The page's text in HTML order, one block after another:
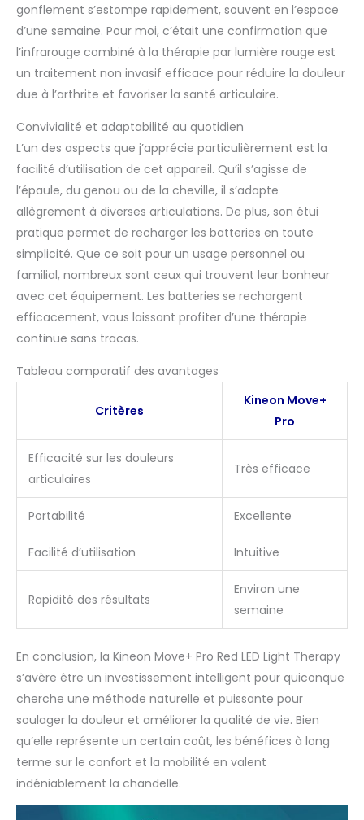
entraînez-vous,
récupérez ou
détendez-vous selon
votre emploi du temps.
Contrairement aux
tapis infrarouges, le
Move+ est portable et
équipé d'une sangle
polyvalente, vous
permettant de rester
actif tout en ciblant les
zones clés. Parfait pour
une utilisation à la
maison, à la salle de
sport ou en
déplacement. Facile à
utiliser : placez les
coussinets de thérapie
par lumière rouge
réglable, allumez les
modules et Move+offre
une thérapie par
cohérente en aussi peu
que 5 à 15 minutes par
session. Utilisation
quotidienne pour un
soutien optimal et des
Soutenu par la science
avec plus de 15 000
heures de tests et
soutenu par plus de 6
000 articles cliniques
publiés sur la thérapie
par la lumière rouge.
L'appareil de thérapie
infrarouge Move+ est
éligible à la HSA/FSA,
conçu pour une
utilisation sûre à long
terme et utilisé par les
athlètes professionnels
et les experts du bien-
gonflement s’estompe rapidement, souvent en l’espace
d’une semaine. Pour moi, c’était une confirmation que
l’infrarouge combiné à la thérapie par lumière rouge est
un traitement non invasif efficace pour réduire la douleur
due à l’arthrite et favoriser la santé articulaire.
Convivialité et adaptabilité au quotidien
L’un des aspects que j’apprécie particulièrement est la
facilité d’utilisation de cet appareil. Qu’il s’agisse de
l’épaule, du genou ou de la cheville, il s’adapte
allègrement à diverses articulations. De plus, son étui
pratique permet de recharger les batteries en toute
simplicité. Que ce soit pour un usage personnel ou
familial, nombreux sont ceux qui trouvent leur bonheur
avec cet équipement. Les batteries se rechargent
efficacement, vous laissant profiter d’une thérapie
continue sans tracas.
Tableau comparatif des avantages
Critères
Kineon Move+
Pro
Efficacité sur les douleurs
articulaires
Très efficace
Portabilité Excellente
Facilité d’utilisation Intuitive
Rapidité des résultats
Environ une
semaine
En conclusion, la Kineon Move+ Pro Red LED Light Therapy
s’avère être un investissement intelligent pour quiconque
cherche une méthode naturelle et puissante pour
soulager la douleur et améliorer la qualité de vie. Bien
qu’elle représente un certain coût, les bénéfices à long
terme sur le confort et la mobilité en valent
indéniablement la chandelle.